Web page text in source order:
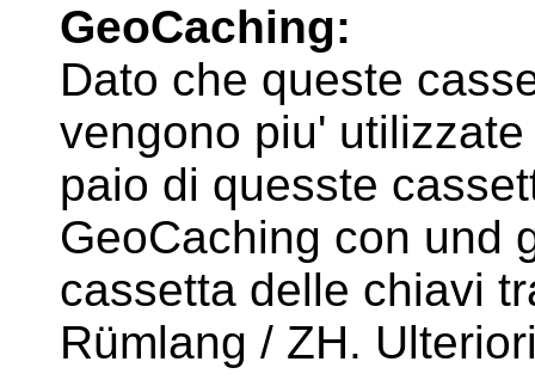
GeoCaching:
Dato che queste
vengono piu'
paio di quesste
GeoCaching con und
cassetta delle chiavi
Rümlang / ZH.